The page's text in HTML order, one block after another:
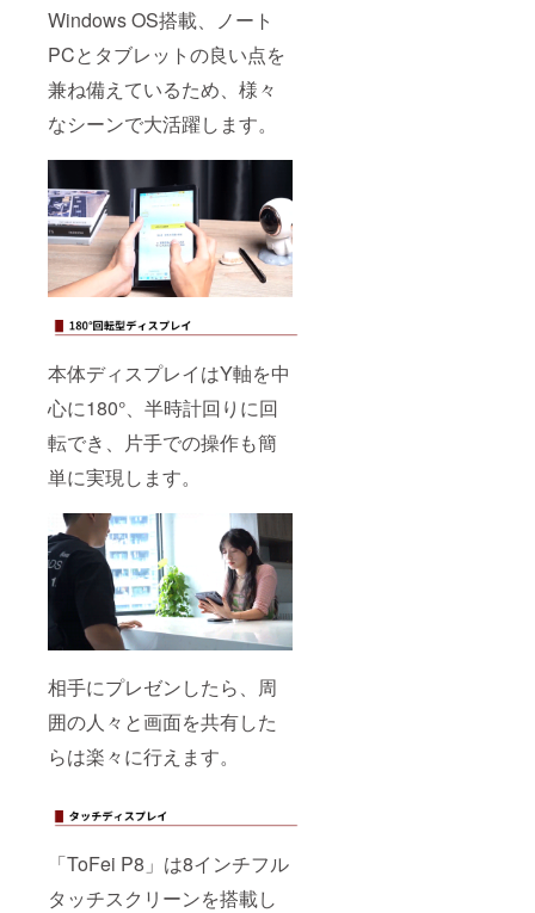
Windows OS搭載、ノート
PCとタブレットの良い点を
兼ね備えているため、様々
なシーンで大活躍します。
本体ディスプレイはY軸を中
心に180°、半時計回りに回
転でき、片手での操作も簡
単に実現します。
相手にプレゼンしたら、周
囲の人々と画面を共有した
らは楽々に行えます。
「ToFei P8」は8インチフル
タッチスクリーンを搭載し